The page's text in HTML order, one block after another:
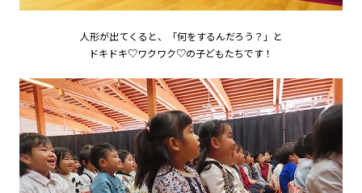
人形が出てくると、「何をするんだろう？」と
ドキドキ♡ワクワク♡の子どもたちです！
資料請求
未就園児教室のご案内
ひよこクラブ
さくらんぼクラブ
親子教室にこにこキッズ（1・2歳児）